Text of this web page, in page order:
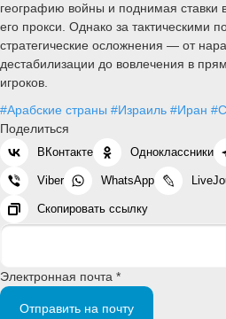
географию войны и поднимая ставки
его прокси. Однако за тактическими
стратегические осложнения — от
дестабилизации до вовлечения в
игроков.
#Арабские страны #Израиль #Иран
Поделиться
ВКонтакте Одноклассники
Viber WhatsApp
Скопировать ссылку
Электронная почта *
Отправить на почту